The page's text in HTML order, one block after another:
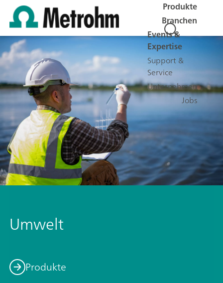
Produkte
Branchen
Events &
Expertise
Support &
Service
Unternehmen
Jobs
Umwelt
Produkte